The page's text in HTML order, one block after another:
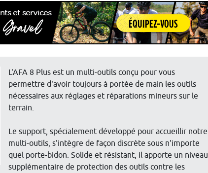
L'AFA 8 Plus est un multi-outils conçu pour vous
permettre d'avoir toujours à portée de main les outils
nécessaires aux réglages et réparations mineurs sur le
terrain.
Le support, spécialement développé pour accueillir notre
multi-outils, s'intègre de façon discrète sous n'importe
quel porte-bidon. Solide et résistant, il apporte un niveau
supplémentaire de protection des outils contre les